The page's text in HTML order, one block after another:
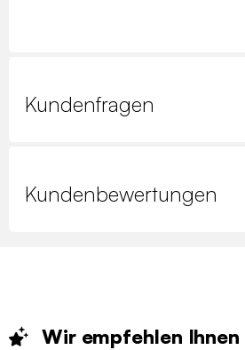
Kundenfragen
Kundenbewertungen
Wir empfehlen Ihnen